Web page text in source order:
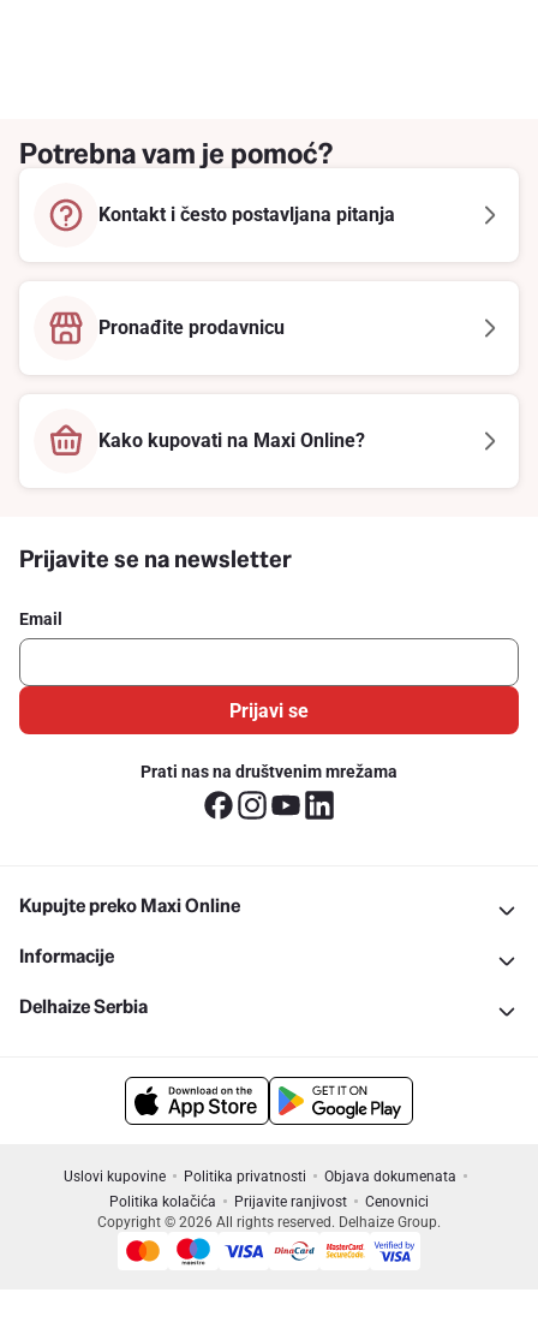
Potrebna vam je pomoć?
Kontakt i često postavljana pitanja
Pronađite prodavnicu
Kako kupovati na Maxi Online?
Prijavite se na newsletter
Email
Prijavi se
Prati nas na društvenim mrežama
Kupujte preko Maxi Online
Informacije
Delhaize Serbia
Uslovi kupovine Politika privatnosti
Objava dokumenata
Politika kolačića
Prijavite ranjivost
Cenovnici
Copyright © 2026 All rights reserved. Delhaize Group.